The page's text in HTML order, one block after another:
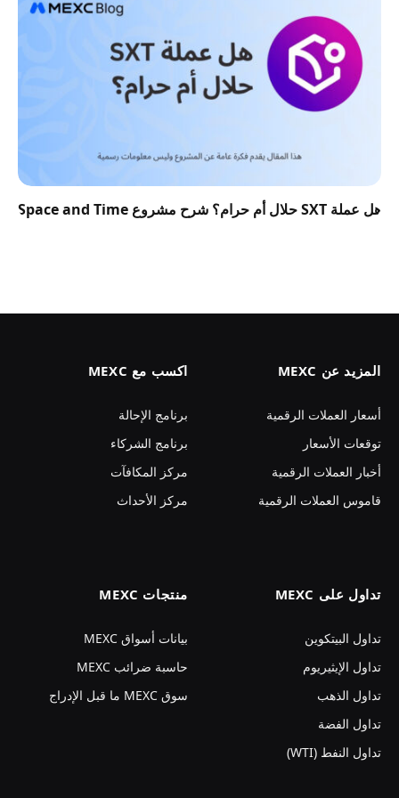
هل عملة SXT حلال أم حرام؟ شرح مشروع Space and Time
المزيد عن MEXC
أسعار العملات الرقمية
توقعات الأسعار
أخبار العملات الرقمية
قاموس العملات الرقمية
اكسب مع MEXC
برنامج الإحالة
برنامج الشركاء
مركز المكافآت
مركز الأحداث
تداول على MEXC
تداول البيتكوين
تداول الإيثيريوم
تداول الذهب
تداول الفضة
تداول النفط (WTI)
منتجات MEXC
بيانات أسواق MEXC
حاسبة ضرائب MEXC
سوق MEXC ما قبل الإدراج